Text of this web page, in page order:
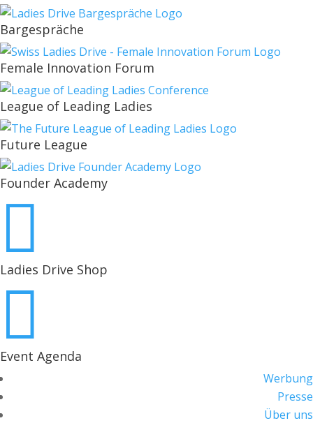
Bargespräche
Female Innovation Forum
League of Leading Ladies
Future League
Founder Academy

Ladies Drive Shop

Event Agenda
Werbung
Presse
Über uns